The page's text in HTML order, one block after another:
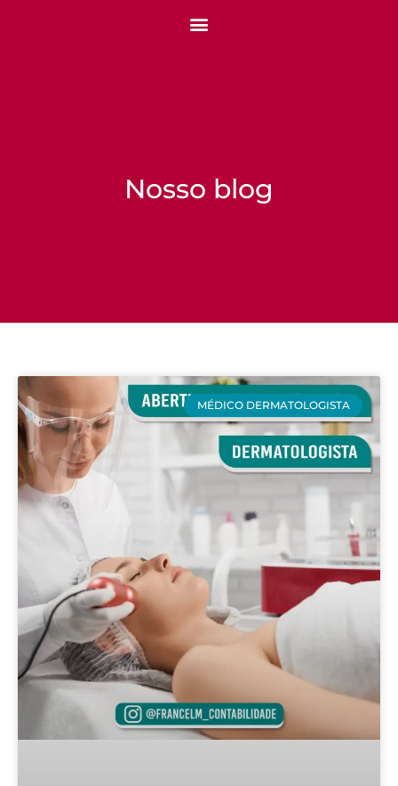
Nosso blog
MÉDICO DERMATOLOGISTA